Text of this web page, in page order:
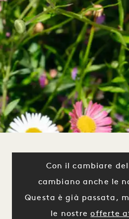
Con il cambiare
cambiano anche le
Questa è già passata,
le nostreofferte